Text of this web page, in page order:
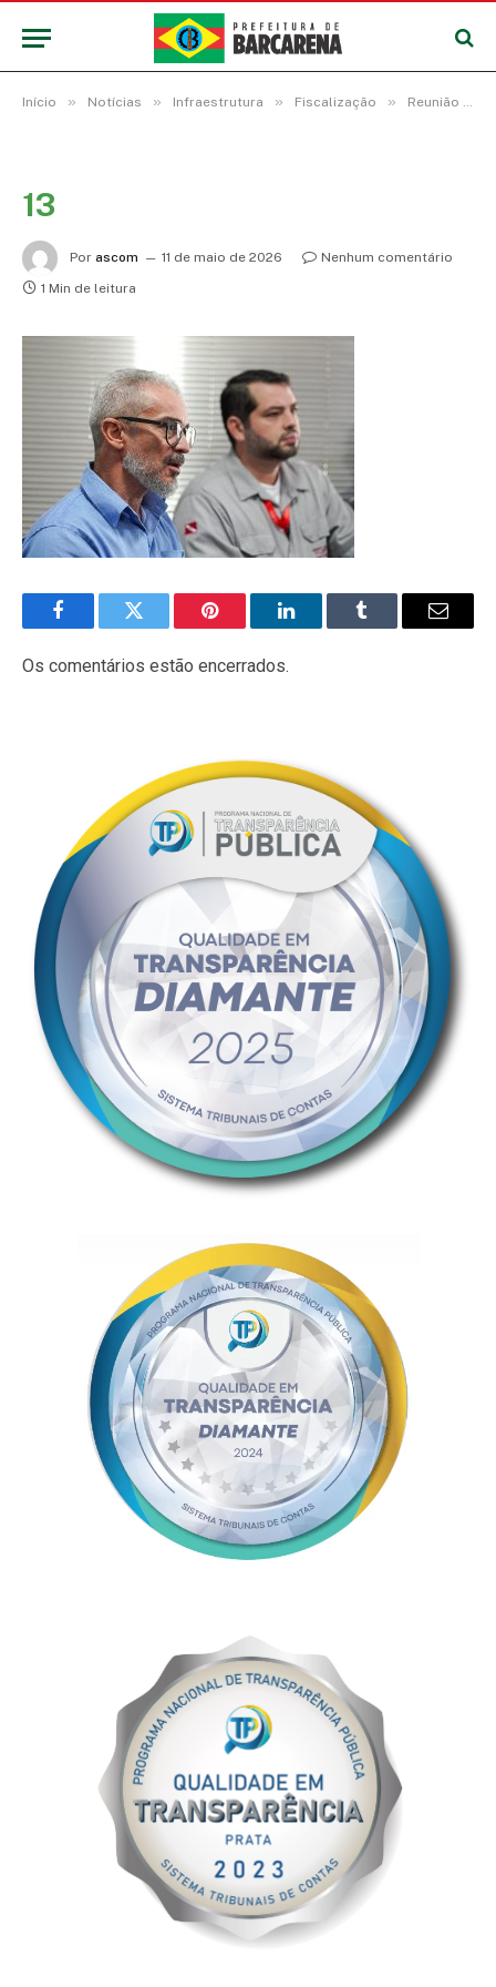
Início » Notícias » Infraestrutura » Fiscalização » Reunião discute novas regras para acabar com irregularidades do trânsito de carretas na região do trevo da Alça Viária durante a safra da soja
13
Por ascom 11 de maio de 2026
Nenhum comentário
1 Min de leitura
FacebookTwitter Pinterest LinkedInTumblr
E-
Os comentários estão encerrados.